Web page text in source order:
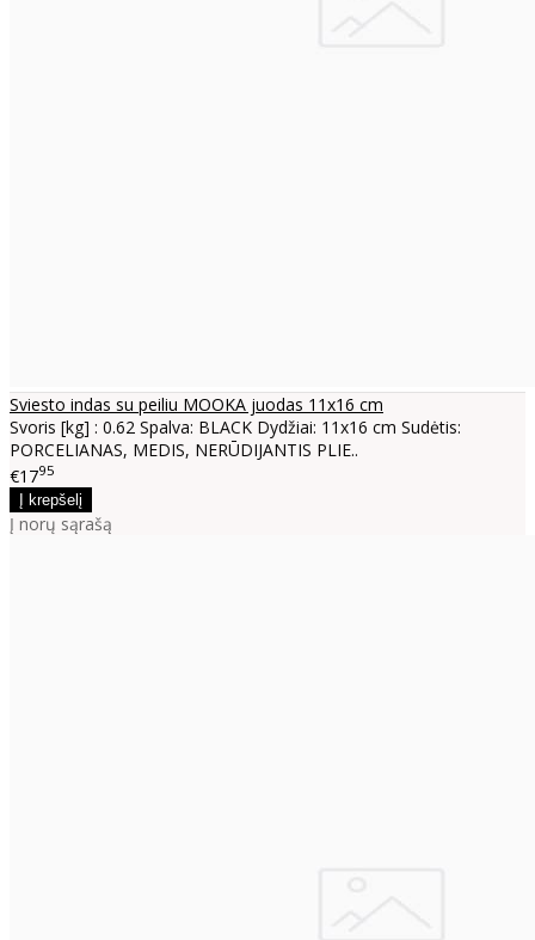
Sviesto indas su peiliu MOOKA juodas 11x16 cm
Svoris [kg] : 0.62 Spalva: BLACK Dydžiai: 11x16 cm Sudėtis:
PORCELIANAS, MEDIS, NERŪDIJANTIS PLIE..
€1795
Į norų sąrašą